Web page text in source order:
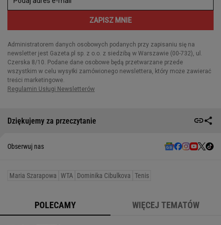
Dziękujemy za przeczytanie
Obserwuj nas
Maria Szarapowa WTA Dominika Cibulkova Tenis
POLECAMY WIĘCEJ TEMATÓW